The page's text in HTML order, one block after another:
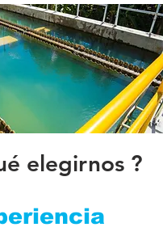
elegirnos ?